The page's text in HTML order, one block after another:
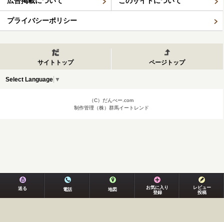
プライバシーポリシー
サイトトップ ページトップ
Select Language ▼
（C）だんべー.com
制作管理（株）群馬イートレンド
送る 電話 地図
お気に入り
登録
レビュー
投稿